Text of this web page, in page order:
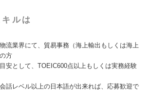
ルは
流業界にて、貿易事務（海上輸出もしくは海上
方
安として、TOEIC600点以上もしくは実務経験
話レベル以上の日本語が出来れば、応募歓迎で